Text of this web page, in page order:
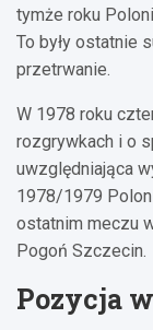
tymże roku
To były ostatnie
przetrwanie.
W 1978 roku
rozgrywkach i o
uwzględniająca
1978/1979
ostatnim meczu
Pogoń Szczecin.
Pozycja